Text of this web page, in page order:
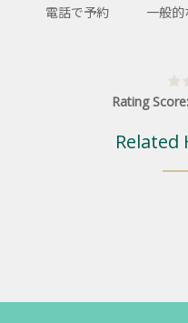
電話で予約 一般
Rating Score:
Related